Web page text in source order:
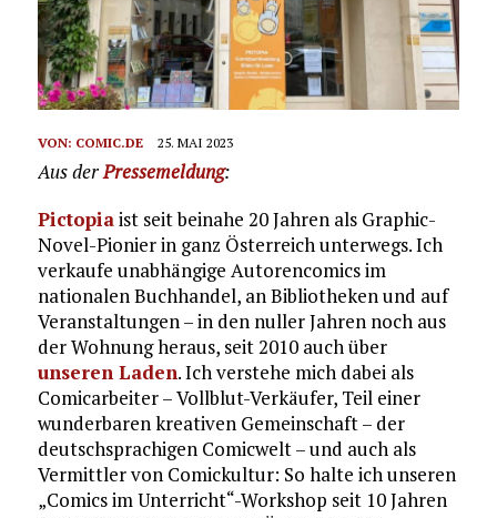
VON: COMIC.DE 25. MAI 2023
Aus derPressemeldung:
Pictopiaist seit beinahe 20 Jahren als Graphic-
Novel-Pionier in ganz Österreich unterwegs. Ich
verkaufe unabhängige Autorencomics im
nationalen Buchhandel, an Bibliotheken und auf
Veranstaltungen – in den nuller Jahren noch aus
der Wohnung heraus, seit 2010 auch über
unseren Laden. Ich verstehe mich dabei als
Comicarbeiter – Vollblut-Verkäufer, Teil einer
wunderbaren kreativen Gemeinschaft – der
deutschsprachigen Comicwelt – und auch als
Vermittler von Comickultur: So halte ich unseren
„Comics im Unterricht“-Workshop seit 10 Jahren